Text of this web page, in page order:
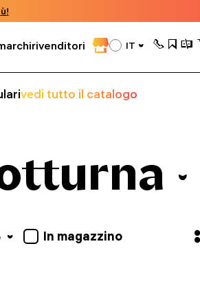
rivenditori IT
vedi tutto il catalogo
In magazzino